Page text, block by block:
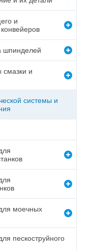
и
шпинделей
смазки и
системы и
моечных
пескоструйного